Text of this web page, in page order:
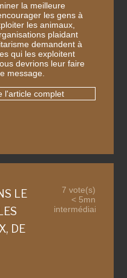
la meilleure
les gens à
les animaux,
plaidant
demandent à
qui les exploitent
devrions leur faire
message.
l'article complet
LE
DE
7 vote(s)
< 5mn
intermédiaire